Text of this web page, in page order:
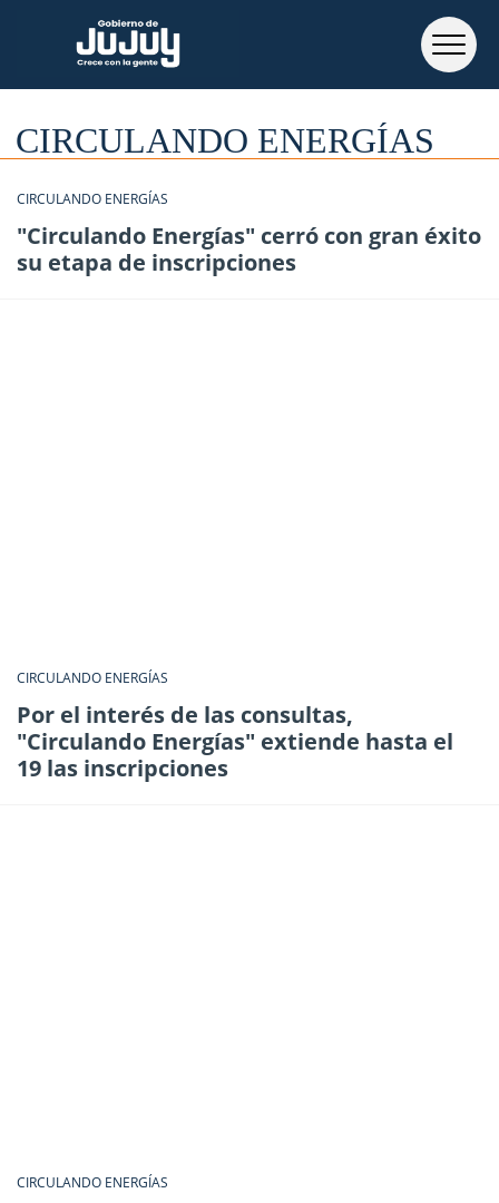
CIRCULANDO ENERGÍAS
CIRCULANDO ENERGÍAS
"Circulando Energías" cerró con gran éxito
su etapa de inscripciones
CIRCULANDO ENERGÍAS
Por el interés de las consultas,
"Circulando Energías" extiende hasta el
19 las inscripciones
CIRCULANDO ENERGÍAS